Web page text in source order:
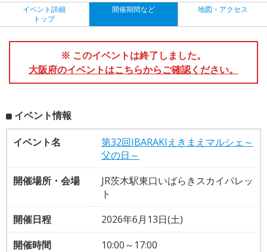
イベント詳細
トップ
開催期間など 地図・アクセス
※ このイベントは終了しました。
大阪府のイベントはこちらからご確認ください。
イベント情報
イベント名
第32回IBARAKIえきまえマルシェ～
父の日～
開催場所・会場
JR茨木駅東口いばらきスカイパレッ
ト
開催日程
2026年6月13日(土)
開催時間
10:00～17:00